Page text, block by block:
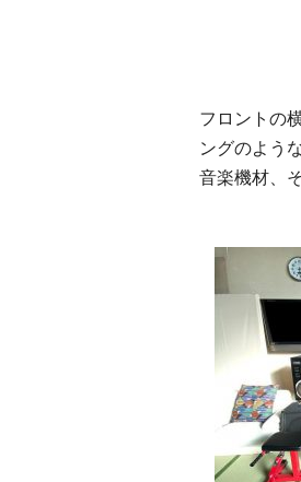
フロントの
ングのよう
音楽機材、